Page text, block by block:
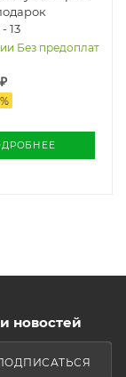
13
Без предоплат
%
новостей